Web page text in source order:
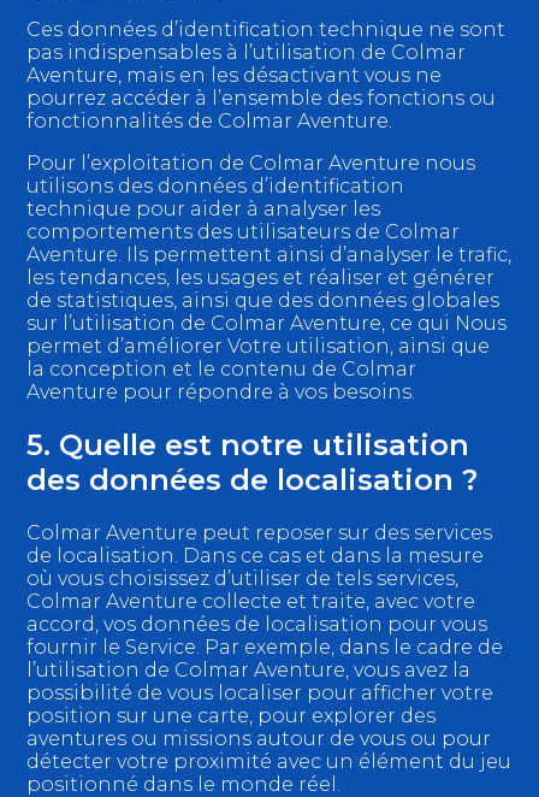
Ces données d’identification technique ne sont
pas indispensables à l’utilisation de Colmar
Aventure, mais en les désactivant vous ne
pourrez accéder à l’ensemble des fonctions ou
fonctionnalités de Colmar Aventure.
Pour l’exploitation de Colmar Aventure nous
utilisons des données d’identification
technique pour aider à analyser les
comportements des utilisateurs de Colmar
Aventure. Ils permettent ainsi d’analyser le trafic,
les tendances, les usages et réaliser et générer
de statistiques, ainsi que des données globales
sur l’utilisation de Colmar Aventure, ce qui Nous
permet d’améliorer Votre utilisation, ainsi que
la conception et le contenu de Colmar
Aventure pour répondre à vos besoins.
5. Quelle est notre utilisation
des données de localisation ?
Colmar Aventure peut reposer sur des services
de localisation. Dans ce cas et dans la mesure
où vous choisissez d’utiliser de tels services,
Colmar Aventure collecte et traite, avec votre
accord, vos données de localisation pour vous
fournir le Service. Par exemple, dans le cadre de
l’utilisation de Colmar Aventure, vous avez la
possibilité de vous localiser pour afficher votre
position sur une carte, pour explorer des
aventures ou missions autour de vous ou pour
détecter votre proximité avec un élément du jeu
positionné dans le monde réel.